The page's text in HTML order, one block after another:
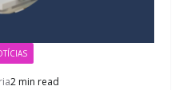
2 min read